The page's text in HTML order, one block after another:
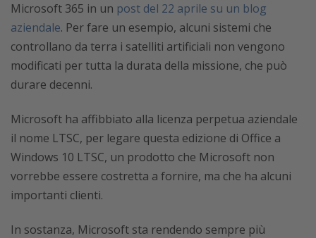
Microsoft 365 in un post del 22 aprile su un blog
aziendale. Per fare un esempio, alcuni sistemi che
controllano da terra i satelliti artificiali non vengono
modificati per tutta la durata della missione, che può
durare decenni.
Microsoft ha affibbiato alla licenza perpetua aziendale
il nome LTSC, per legare questa edizione di Office a
Windows 10 LTSC, un prodotto che Microsoft non
vorrebbe essere costretta a fornire, ma che ha alcuni
importanti clienti.
In sostanza, Microsoft sta rendendo sempre più